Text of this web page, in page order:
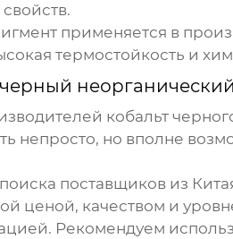
применяется в
термостойкость и
черный
кобальт
непросто, но вполне
поставщиков из
ценой, качеством и
Рекомендуем